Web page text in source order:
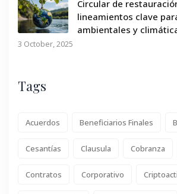
Circular de
lineamientos clave
ambientales y
3 October, 2025
Tags
Acuerdos Beneficiarios Finales
Cesantías Clausula Cobranza
Contratos Corporativo